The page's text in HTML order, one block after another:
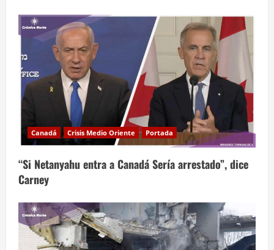
Canadá Crisis Medio Oriente Portada
“Si Netanyahu entra a Canadá Sería arrestado”, dice
Carney